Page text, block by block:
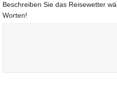
Beschreiben Sie das Reisewetter
Worten!